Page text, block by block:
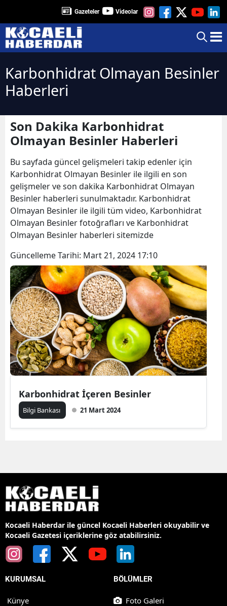
Gazeteler Videolar
Karbonhidrat Olmayan Besinler
Haberleri
Son Dakika Karbonhidrat
Olmayan Besinler Haberleri
Bu sayfada güncel gelişmeleri takip edenler için
Karbonhidrat Olmayan Besinler ile ilgili en son
gelişmeler ve son dakika Karbonhidrat Olmayan
Besinler haberleri sunulmaktadır. Karbonhidrat
Olmayan Besinler ile ilgili tüm video, Karbonhidrat
Olmayan Besinler fotoğrafları ve Karbonhidrat
Olmayan Besinler haberleri sitemizde
Güncelleme Tarihi: Mart 21, 2024 17:10
Karbonhidrat İçeren Besinler
Bilgi Bankası 21 Mart 2024
Kocaeli Haberdar ile güncel Kocaeli Haberleri okuyabilir ve
Kocaeli Gazetesi içeriklerine göz atabilirsiniz.
KURUMSAL
Künye
BÖLÜMLER
Foto Galeri